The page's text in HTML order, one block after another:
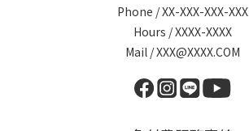
Phone / XX-XXX-XXX-XXX
Hours / XXXX-XXXX
Mail / XXX@XXXX.COM